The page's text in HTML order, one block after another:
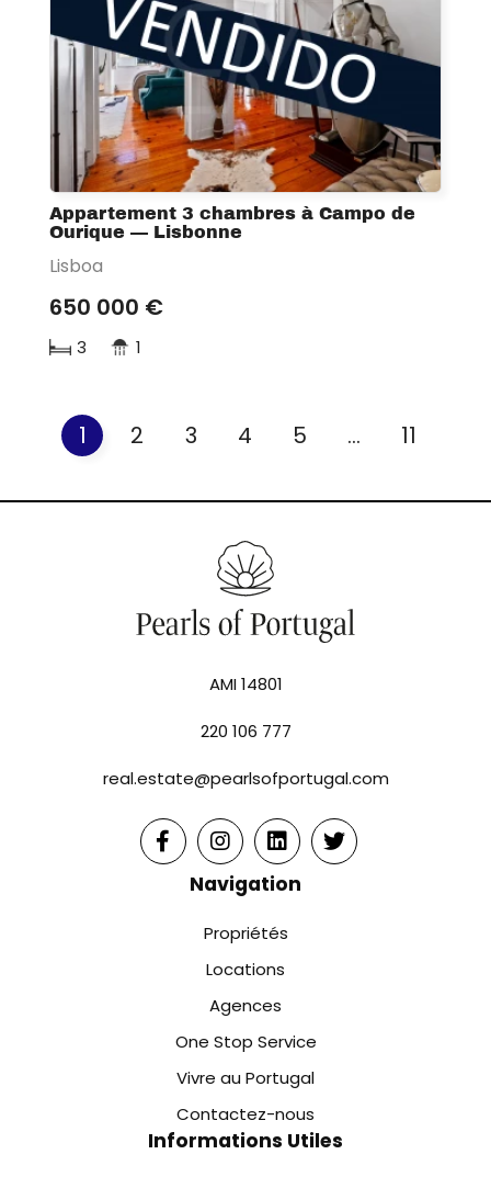
Appartement 3 chambres à Campo de
Ourique — Lisbonne
Lisboa
650 000 €
3 1
1 2 3 4 5 ... 11
AMI 14801
220 106 777
real.estate@pearlsofportugal.com
Navigation
Propriétés
Locations
Agences
One Stop Service
Vivre au Portugal
Contactez-nous
Informations Utiles